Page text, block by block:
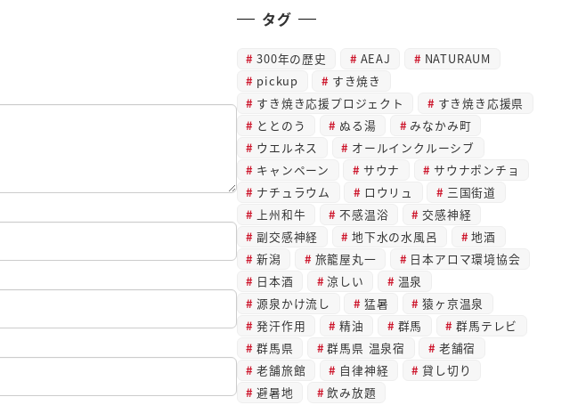
タグ
300年の歴史 AEAJ
NATURAUM
pickup
すき焼き
すき焼き応援プロジェクト
すき焼き応援県
ととのう
ぬる湯
みなかみ町
ウエルネス
オールインクルーシブ
キャンペーン
サウナ
サウナポンチョ
ナチュラウム
ロウリュ
三国街道
上州和牛
不感温浴
交感神経
副交感神経
地下水の水風呂
地酒
新潟
旅籠屋丸一
日本アロマ環境協会
日本酒
涼しい
温泉
源泉かけ流し
猛暑
猿ヶ京温泉
発汗作用
精油 群馬
群馬テレビ
群馬県
群馬県 温泉宿
老舗宿
老舗旅館
自律神経
貸し切り
避暑地
飲み放題